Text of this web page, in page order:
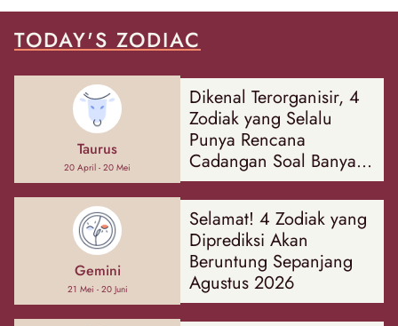
TODAY'S ZODIAC
Taurus
20 April - 20 Mei
Dikenal Terorganisir, 4
Zodiak yang Selalu
Punya Rencana
Cadangan Soal Banyak
Hal
Gemini
21 Mei - 20 Juni
Selamat! 4 Zodiak yang
Diprediksi Akan
Beruntung Sepanjang
Agustus 2026